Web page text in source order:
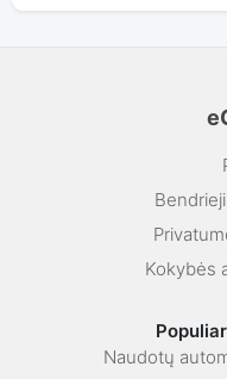
Kokybės
Naudotų